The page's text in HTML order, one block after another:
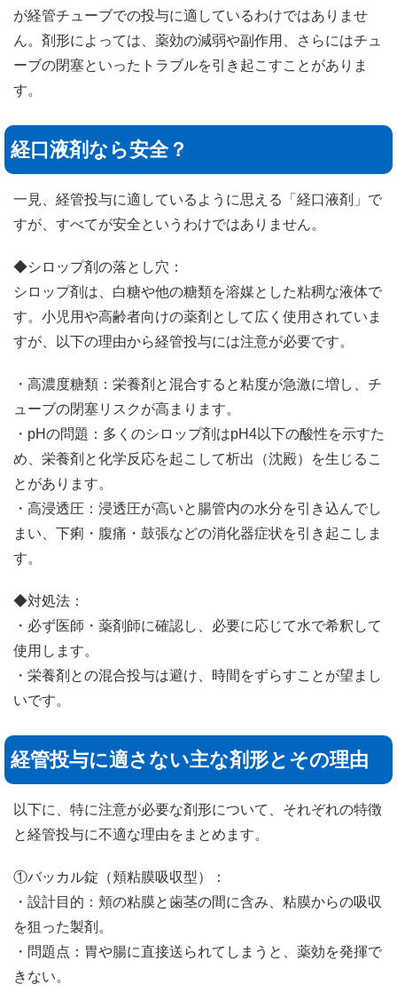
が経管チューブでの投与に適しているわけではありませ
ん。剤形によっては、薬効の減弱や副作用、さらにはチュ
ーブの閉塞といったトラブルを引き起こすことがありま
す。
経口液剤なら安全？
一見、経管投与に適しているように思える「経口液剤」で
すが、すべてが安全というわけではありません。
◆シロップ剤の落とし穴：
シロップ剤は、白糖や他の糖類を溶媒とした粘稠な液体で
す。小児用や高齢者向けの薬剤として広く使用されていま
すが、以下の理由から経管投与には注意が必要です。
・高濃度糖類：栄養剤と混合すると粘度が急激に増し、チ
ューブの閉塞リスクが高まります。
・pHの問題：多くのシロップ剤はpH4以下の酸性を示すた
め、栄養剤と化学反応を起こして析出（沈殿）を生じるこ
とがあります。
・高浸透圧：浸透圧が高いと腸管内の水分を引き込んでし
まい、下痢・腹痛・鼓張などの消化器症状を引き起こしま
す。
◆対処法：
・必ず医師・薬剤師に確認し、必要に応じて水で希釈して
使用します。
・栄養剤との混合投与は避け、時間をずらすことが望まし
いです。
経管投与に適さない主な剤形とその理由
以下に、特に注意が必要な剤形について、それぞれの特徴
と経管投与に不適な理由をまとめます。
①バッカル錠（頬粘膜吸収型）：
・設計目的：頬の粘膜と歯茎の間に含み、粘膜からの吸収
を狙った製剤。
・問題点：胃や腸に直接送られてしまうと、薬効を発揮で
きない。